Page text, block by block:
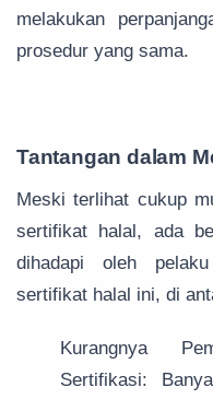
melakukan
prosedur yang sama.
Tantangan dalam
Meski terlihat cukup
sertifikat halal, ada
dihadapi oleh
sertifikat halal ini, di
Kurangnya
Sertifikasi: